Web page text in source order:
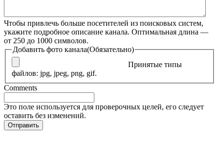
Чтобы привлечь больше посетителей из поисковых систем,
укажите подробное описание канала. Оптимальная длина —
от 250 до 1000 символов.
Добавить фото канала(Обязательно)
Принятые типы
файлов: jpg, jpeg, png, gif.
Comments
Это поле используется для проверочных целей, его следует
оставить без изменений.